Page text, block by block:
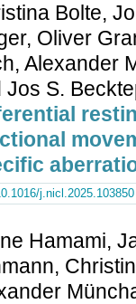
Bolte,
Oliver
Alexander
Jos S.
j.nicl.2025.103850
Hamami,